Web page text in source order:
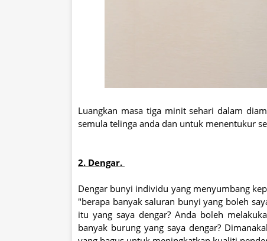
Luangkan masa tiga minit sehari dalam
semula telinga anda dan untuk menentukur
2. Dengar.
Dengar bunyi individu yang menyumbang
"berapa banyak saluran bunyi yang boleh
itu yang saya dengar? Anda boleh
banyak burung yang saya dengar?